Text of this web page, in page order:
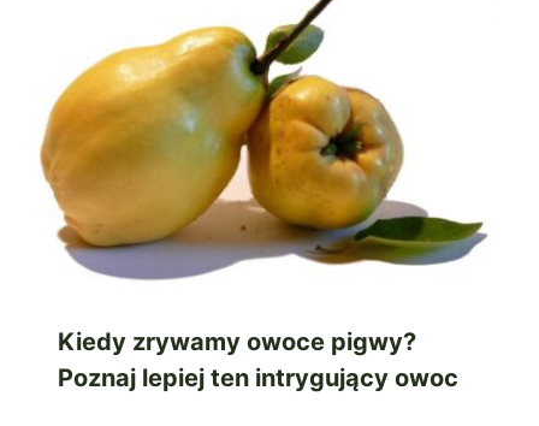
Kiedy zrywamy owoce pigwy?
Poznaj lepiej ten intrygujący owoc